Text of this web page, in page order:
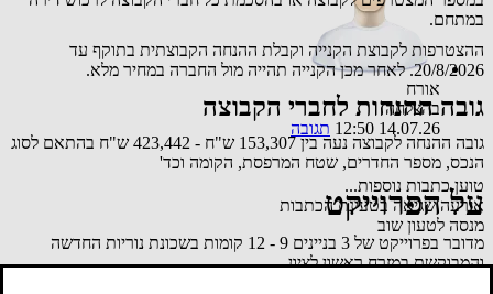
במתחם.
ההצטרפות לקבוצת הקנייה וקבלת ההנחה הקבוצתית בתוקף עד
20/8/2026. לאחר מכן הקנייה תהייה מול החברה במחיר מלא.
גובה ההנחות לחברי הקבוצה
גובה ההנחה לקבוצה נעה בין 153,307 ש"ח - 423,442 ש"ח בהתאם לסוג
הנכס, מספר החדרים, שטח המרפסת, הקומה וכד'
על הפרוייקט
מדובר בפרוייקט של 3 בניינים 9 - 12 קומות בשכונת נוריות החדשה
והמבוקשת במזרח ראשון לציון.
אורח
בהצלחה
14.07.26 12:50
תגובה
טוען כתבות נוספות...
אירעה שגיאה בטעינת הכתבות
מנסה לטעון שוב